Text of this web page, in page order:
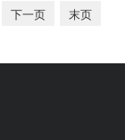
品设计惊艳、...
下一页 末页